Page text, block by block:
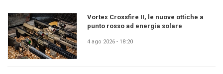
Vortex Crossfire II, le nuove ottiche a
punto rosso ad energia solare
4 ago 2026 - 18:20